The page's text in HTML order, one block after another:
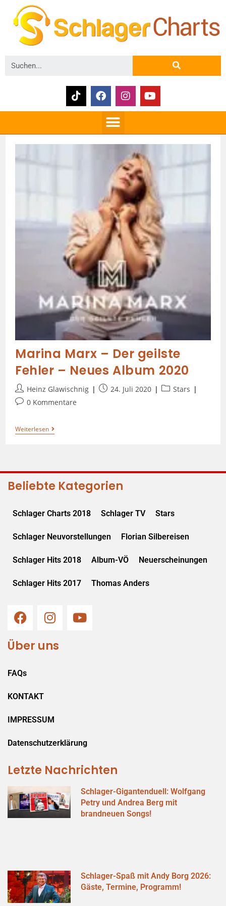
Marina Marx – Der geilste
Fehler – Neues Album 2020
Heinz Glawischnig 24. Juli 2020
Stars
0 Kommentare
Weiterlesen
Beliebte Kategorien
Schlager Charts 2018 Schlager TV Stars
Schlager Neuvorstellungen Florian Silbereisen
Schlager Hits 2018 Album-VÖ Neuerscheinungen
Schlager Hits 2017 Thomas Anders
Über uns
FAQs
KONTAKT
IMPRESSUM
Datenschutzerklärung
Letzte Nachrichten
Schlager-Gigantenduell: Wolfgang
Petry und Andrea Berg mit
brandneuen Songs!
Schlager-Spaß mit Andy Borg 2026:
Gäste, Termine, Programm!